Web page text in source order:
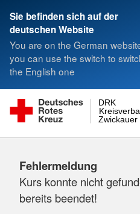
Sie befinden sich auf der
deutschen Website
You are on the German
you can use the switch to
the English one
Zwickauer
DRK
Fehlermeldung
Kurs konnte nicht
bereits beendet!